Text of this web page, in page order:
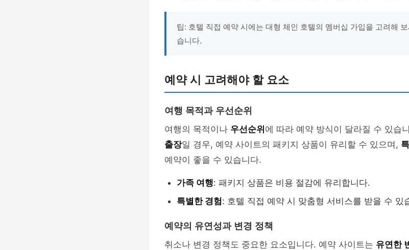
팁: 호텔 직접 예약 시에는 대형 체인 호텔의 멤버십 가입을 고려해
습니다.
예약 시 고려해야 할 요소
여행 목적과 우선순위
여행의 목적이나 우선순위 에 따라 예약 방식이 달라질 수 있습
출장일 경우, 예약 사이트의 패키지 상품이 유리할 수 있으며,
예약이 좋을 수 있습니다.
가족 여행: 패키지 상품은 비용 절감에 유리합니다.
특별한 경험: 호텔 직접 예약 시 맞춤형 서비스를 받을 수 있
예약의 유연성과 변경 정책
취소나 변경 정책도 중요한 요소입니다. 예약 사이트는 유연한